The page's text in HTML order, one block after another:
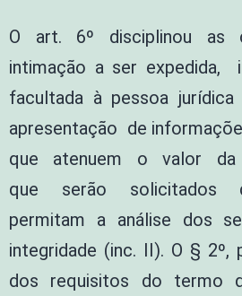
O art. 6º disciplinou as
intimação a ser expedida,
facultada à pessoa jurídica
apresentação de
que atenuem o valor
que serão solicitados
permitam a análise dos
integridade (inc. II). O § 2º,
dos requisitos do termo